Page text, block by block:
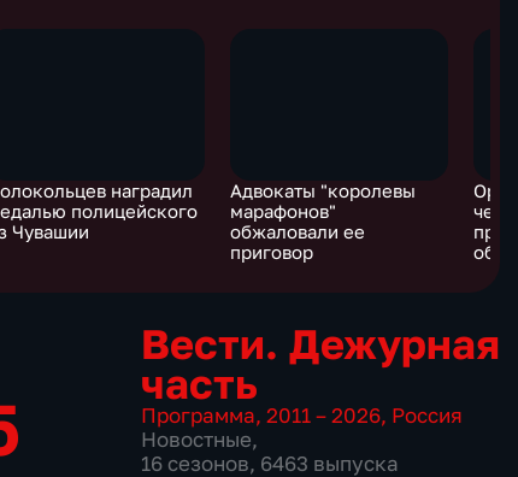
наградил
полицейского
Чувашии
Адвокаты "королевы
марафонов"
обжаловали ее
приговор
Вести. Дежурная
часть
Программа, 2011 – 2026, Россия
Новостные,
16 сезонов, 6463 выпуска